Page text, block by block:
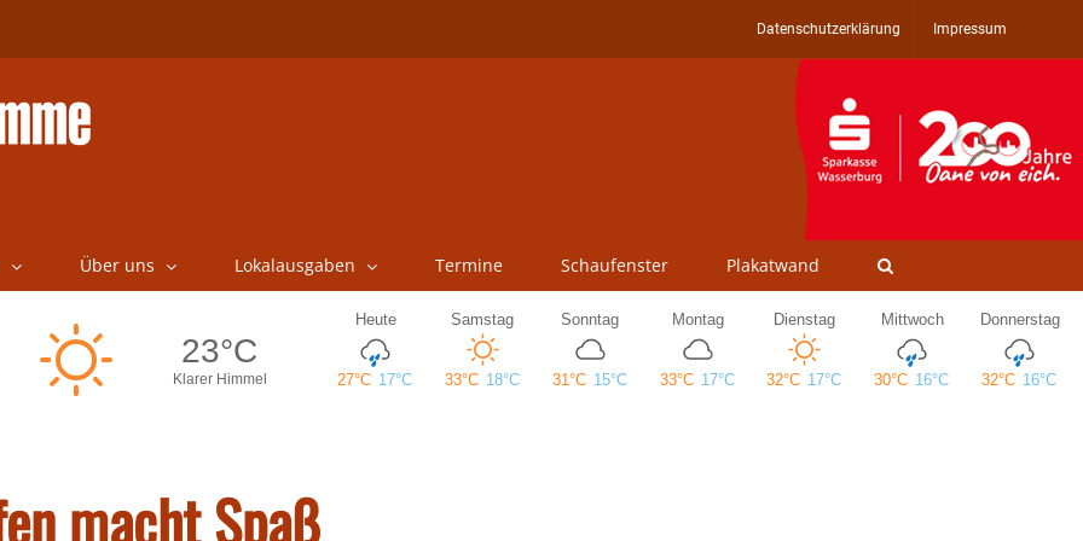
Datenschutzerklärung Impressum
Über uns Lokalausgaben Termine Schaufenster Plakatwand
macht Spaß